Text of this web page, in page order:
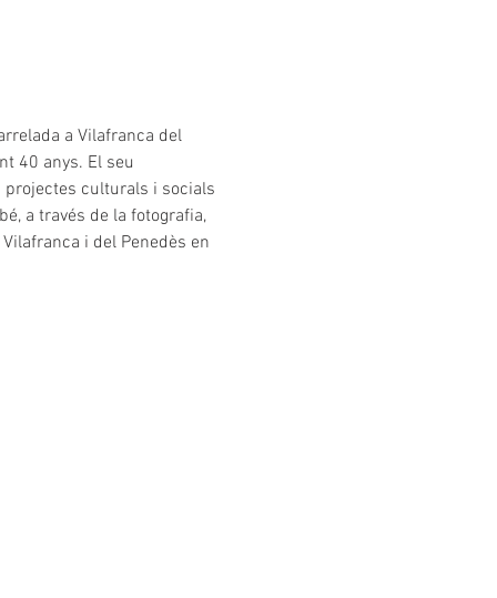
a Vilafranca del
40 anys. El seu
culturals i socials
a través de la fotografia,
i del Penedès en